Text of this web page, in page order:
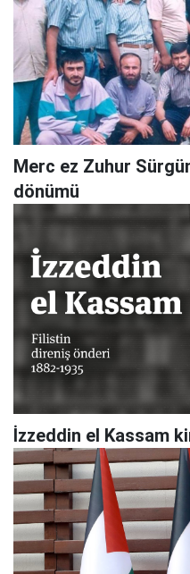
Merc ez Zuhur
dönümü
İzzeddin el Kassam